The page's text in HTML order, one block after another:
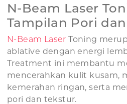
N-Beam Laser
Tampilan Pori
N-Beam LaserToning
ablative dengan energi
Treatment ini membantu
mencerahkan kulit kusam,
kemerahan ringan, serta
pori dan tekstur.